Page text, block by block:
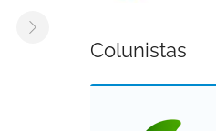
Colunistas